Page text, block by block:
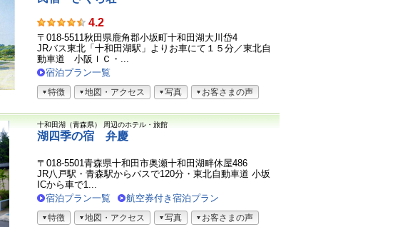
お
客
さ
ま
の
声
4.2
〒018-5511秋田県鹿角郡小坂町十和田湖大川岱4
JRバス東北「十和田湖駅」よりお車にて１５分／東北自
動車道 小阪ＩＣ・...
宿泊プラン一覧
特徴 地図・アクセス 写真 お客さまの声
十和田湖（青森県） 周辺のホテル・旅館
湖四季の宿 弁慶
〒018-5501青森県十和田市奥瀬十和田湖畔休屋486
JR八戸駅・青森駅からバスで120分・東北自動車道 小坂
ICから車で1...
宿泊プラン一覧
航空券付き宿泊プラン
特徴 地図・アクセス 写真 お客さまの声